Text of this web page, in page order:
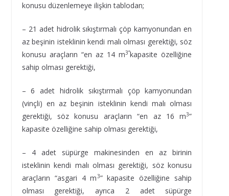
konusu düzenlemeye ilişkin tablodan;
– 21 adet hidrolik sıkıştırmalı çöp kamyonundan en
az beşinin isteklinin kendi malı olması gerektiği, söz
konusu araçların “en az 14 m3”kapasite özelliğine
sahip olması gerektiği,
– 6 adet hidrolik sıkıştırmalı çöp kamyonundan
(vinçli) en az beşinin isteklinin kendi malı olması
gerektiği, söz konusu araçların “en az 16 m3”
kapasite özelliğine sahip olması gerektiği,
– 4 adet süpürge makinesinden en az birinin
isteklinin kendi malı olması gerektiği, söz konusu
araçların “asgari 4 m3” kapasite özelliğine sahip
olması gerektiği, ayrıca 2 adet süpürge